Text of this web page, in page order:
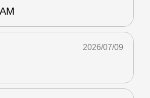
2026/07/09